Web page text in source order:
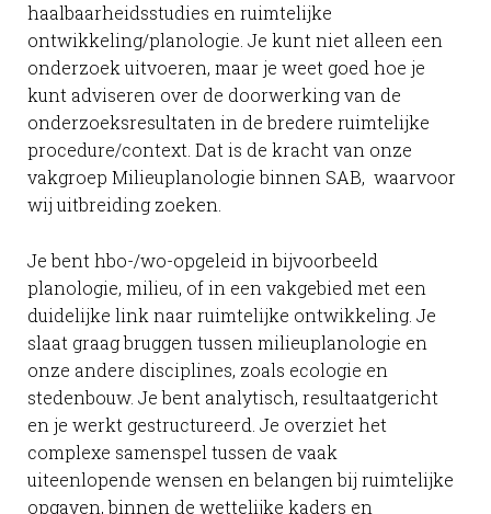
haalbaarheidsstudies en ruimtelijke
ontwikkeling/planologie. Je kunt niet alleen een
onderzoek uitvoeren, maar je weet goed hoe je
kunt adviseren over de doorwerking van de
onderzoeksresultaten in de bredere ruimtelijke
procedure/context. Dat is de kracht van onze
vakgroep Milieuplanologie binnen SAB, waarvoor
wij uitbreiding zoeken.
Je bent hbo-/wo-opgeleid in bijvoorbeeld
planologie, milieu, of in een vakgebied met een
duidelijke link naar ruimtelijke ontwikkeling. Je
slaat graag bruggen tussen milieuplanologie en
onze andere disciplines, zoals ecologie en
stedenbouw. Je bent analytisch, resultaatgericht
en je werkt gestructureerd. Je overziet het
complexe samenspel tussen de vaak
uiteenlopende wensen en belangen bij ruimtelijke
opgaven, binnen de wettelijke kaders en